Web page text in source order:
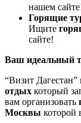
нашем
Горящие
Ищите
сайте!
Ваш идеальный
“Визит Дагестан”
отдых который
вам организовать
Москвы которой